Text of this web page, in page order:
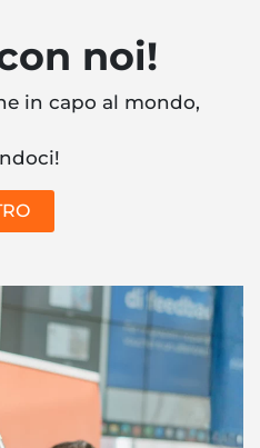
noi!
in capo al mondo,